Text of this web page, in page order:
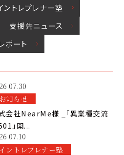
ントレプレナー塾
⽀援先ニュース
ポート
お知らせ
会社NearMe様 _「異業種交流
」開...
イントレプレナー塾